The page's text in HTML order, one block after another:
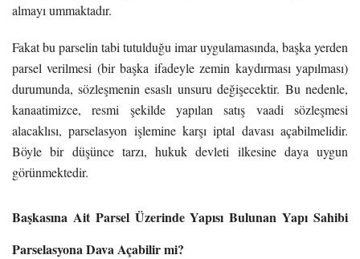
almayı ummaktadır.
Fakat bu parselin tabi tutulduğu imar uygulamasında, başka yerden
parsel verilmesi (bir başka ifadeyle zemin kaydırması yapılması)
durumunda, sözleşmenin esaslı unsuru değişecektir. Bu nedenle,
kanaatimizce, resmi şekilde yapılan satış vaadi sözleşmesi
alacaklısı, parselasyon işlemine karşı iptal davası açabilmelidir.
Böyle bir düşünce tarzı, hukuk devleti ilkesine daya uygun
görünmektedir.
Başkasına Ait Parsel Üzerinde Yapısı Bulunan Yapı Sahibi
Parselasyona Dava Açabilir mi?